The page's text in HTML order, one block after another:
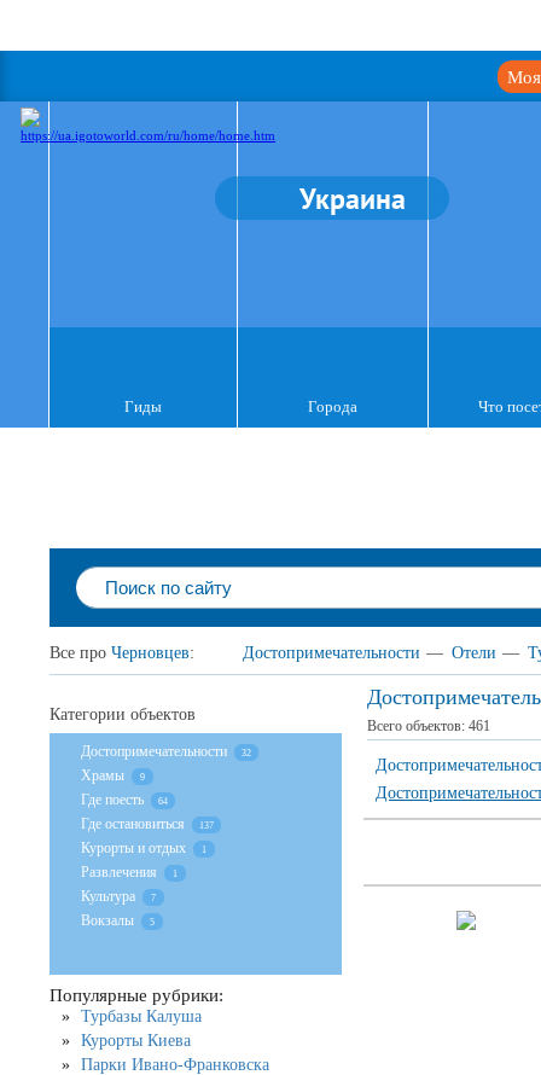
Моя
Украина
Гиды Города Что
Все про Черновцев: Достопримечательности — Отели —
Всего объектов: 461
Категории объектов
Достопримечательности 32
Храмы 9
Где поесть 64
Где остановиться 137
Курорты и отдых 1
Развлечения 1
Культура 7
Вокзалы 5
Популярные рубрики:
Турбазы Калуша
Курорты Киева
Парки Ивано-Франковска